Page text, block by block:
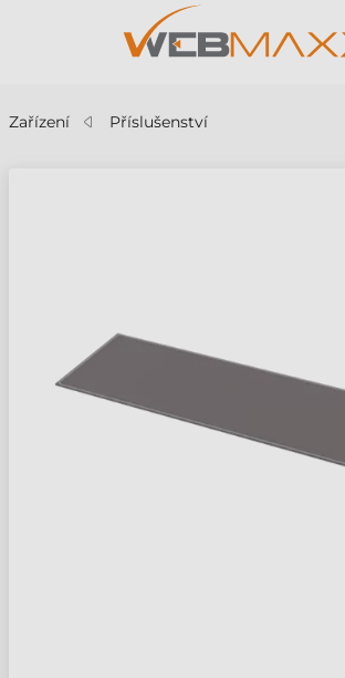
Zařízení Příslušenství